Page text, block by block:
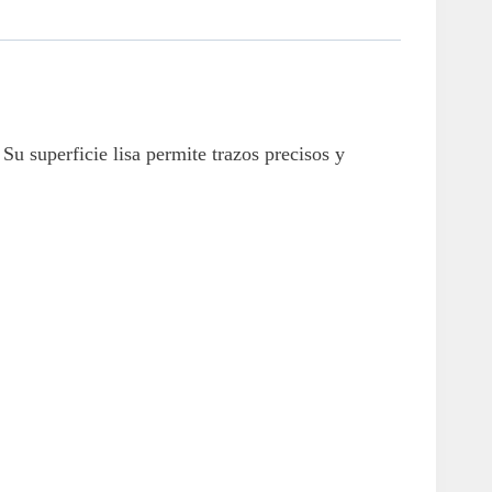
superficie lisa permite trazos precisos y